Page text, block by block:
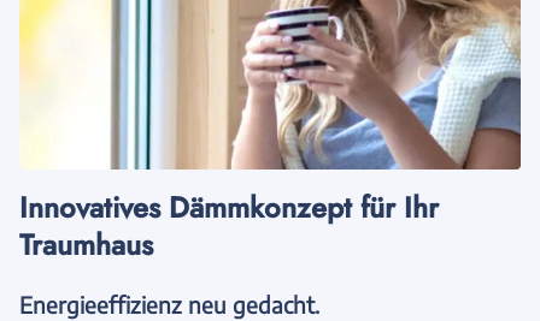
Innovatives Dämmkonzept für Ihr
Traumhaus
Energieeffizienz neu gedacht.